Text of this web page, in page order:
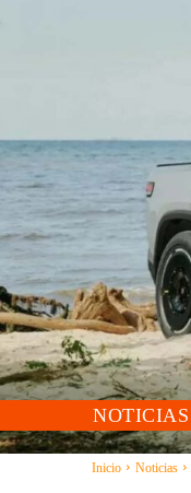
NOTICIAS
Inicio Noticias